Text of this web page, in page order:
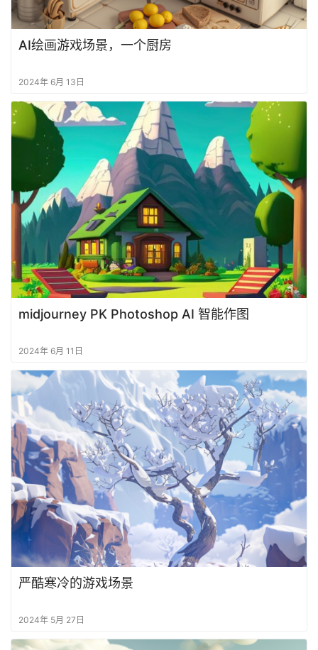
AI绘画游戏场景，一个厨房
2024年 6月 13日
midjourney PK Photoshop AI 智能作图
2024年 6月 11日
严酷寒冷的游戏场景
2024年 5月 27日